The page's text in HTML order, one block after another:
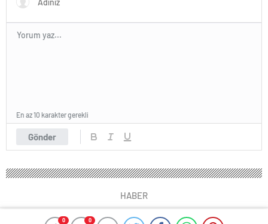
0 0
Gönder
En az 10 karakter gerekli
HABER